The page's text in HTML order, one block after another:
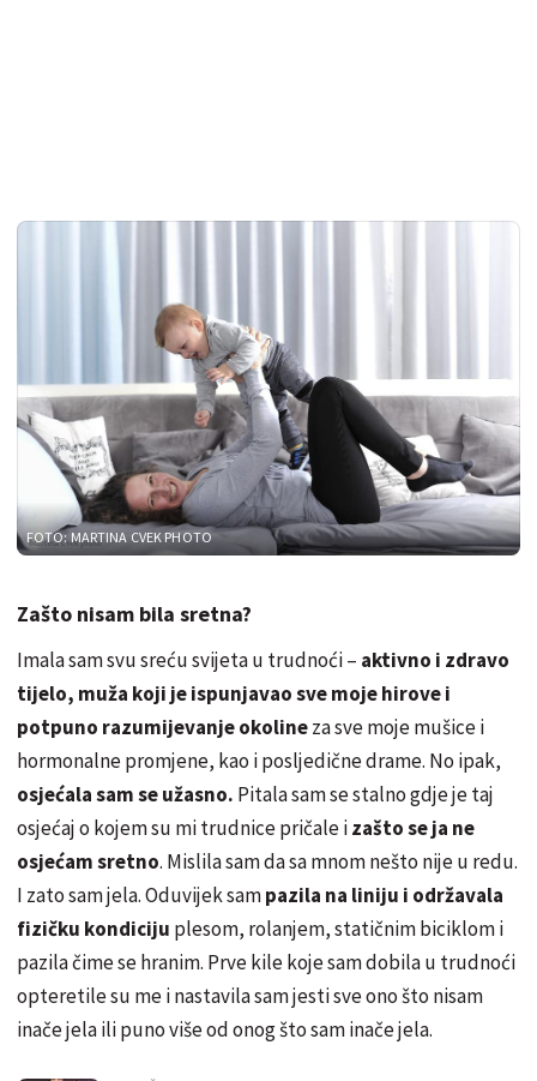
FOTO: MARTINA CVEK PHOTO
Zašto nisam bila sretna?
Imala sam svu sreću svijeta u trudnoći – aktivno i zdravo
tijelo, muža koji je ispunjavao sve moje hirove i
potpuno razumijevanje okolineza sve moje mušice i
hormonalne promjene, kao i posljedične drame. No ipak,
osjećala sam se užasno. Pitala sam se stalno gdje je taj
osjećaj o kojem su mi trudnice pričale izašto se ja ne
osjećam sretno. Mislila sam da sa mnom nešto nije u redu.
I zato sam jela. Oduvijek sampazila na liniju i održavala
fizičku kondiciju plesom, rolanjem, statičnim biciklom i
pazila čime se hranim. Prve kile koje sam dobila u trudnoći
opteretile su me i nastavila sam jesti sve ono što nisam
inače jela ili puno više od onog što sam inače jela.